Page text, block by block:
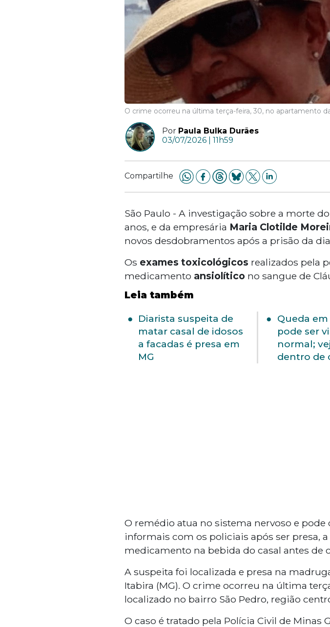
O crime ocorreu na última terça-feira, 30, no apartamento
Por Paula Bulka Durães
03/07/2026 | 11h59
Compartilhe
São Paulo - A investigação sobre a morte
anos, e da empresária Maria Clotilde
novos desdobramentos após a prisão da
Os exames toxicológicos realizados pela
medicamento ansiolítico no sangue de
Leia também
Diarista suspeita de
matar casal de idosos
a facadas é presa em
MG
Queda
pode ser
normal;
dentro de
O remédio atua no sistema nervoso e pode
informais com os policiais após ser presa,
medicamento na bebida do casal antes de
A suspeita foi localizada e presa na
Itabira (MG). O crime ocorreu na última
localizado no bairro São Pedro, região
O caso é tratado pela Polícia Civil de Minas